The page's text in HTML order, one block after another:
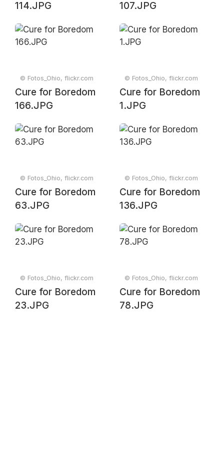
114.JPG 107.JPG
© Fotos_Ohio, flickr.com
Cure for Boredom
166.JPG
© Fotos_Ohio, flickr.com
Cure for Boredom
1.JPG
© Fotos_Ohio, flickr.com
Cure for Boredom
63.JPG
© Fotos_Ohio, flickr.com
Cure for Boredom
136.JPG
© Fotos_Ohio, flickr.com
Cure for Boredom
23.JPG
© Fotos_Ohio, flickr.com
Cure for Boredom
78.JPG